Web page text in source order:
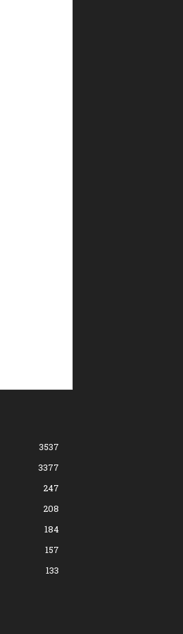
3537
3377
247
208
184
157
133